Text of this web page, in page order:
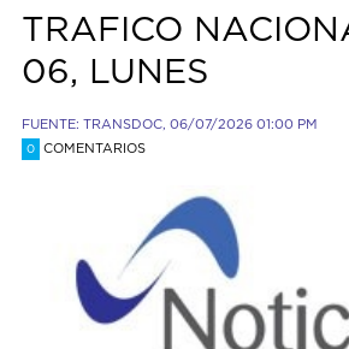
TRAFICO
06, LUNES
FUENTE: TRANSDOC, 06/07/2026 01:00 PM
0 COMENTARIOS